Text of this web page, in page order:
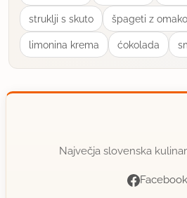
struklji s skuto špageti z omako
limonina krema ćokolada
Največja slovenska
Facebook